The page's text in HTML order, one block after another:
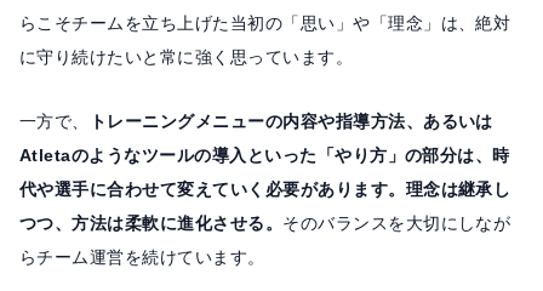
らこそチームを立ち上げた当初の「思い」や「理念」は、絶対
に守り続けたいと常に強く思っています。
一方で、
トレーニングメニューの内容や指導方法、あるいは
Atletaのようなツールの導入といった「やり方」の部分は、時
代や選手に合わせて変えていく必要があります。理念は継承し
つつ、方法は柔軟に進化させる。 そのバランスを大切にしなが
らチーム運営を続けています。